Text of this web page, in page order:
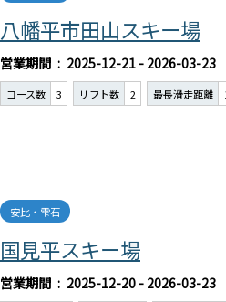
八幡平市田山スキー場
営業期間 2025-12-21 - 2026-03-23
コース数 3 リフト数 2 最長滑走距離
国見平スキー場
安比・雫石
営業期間 2025-12-20 - 2026-03-23